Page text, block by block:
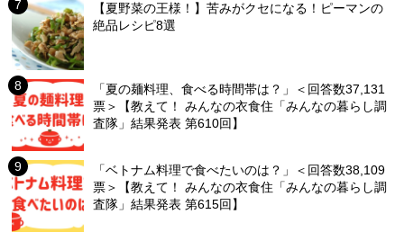
【夏野菜の王様！】苦みがクセになる！ピーマンの
絶品レシピ8選
「夏の麺料理、食べる時間帯は？」＜回答数37,131
票＞【教えて！ みんなの衣食住「みんなの暮らし調
査隊」結果発表 第610回】
「ベトナム料理で食べたいのは？」＜回答数38,109
票＞【教えて！ みんなの衣食住「みんなの暮らし調
査隊」結果発表 第615回】